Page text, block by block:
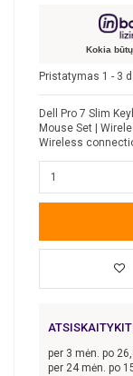
Kokia
Pristatymas 1 - 3
Dell Pro 7 Slim
Mouse Set |
Wireless
per 3 mėn. po
per 24 mėn. po